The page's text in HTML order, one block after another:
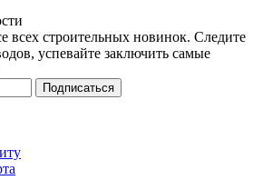
всех строительных новинок. Следите
успевайте заключить самые
Подписаться